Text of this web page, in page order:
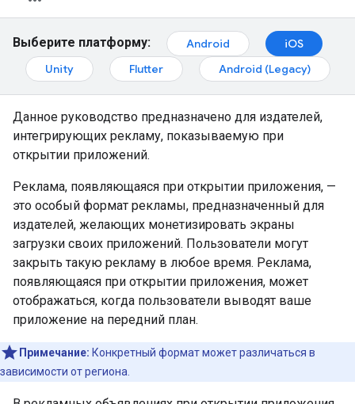
Выберите платформу: Android
iOS
Unity
Flutter Android (Legacy)
Данное руководство предназначено для издателей,
интегрирующих рекламу, показываемую при
открытии приложений.
Реклама, появляющаяся при открытии приложения, —
это особый формат рекламы, предназначенный для
издателей, желающих монетизировать экраны
загрузки своих приложений. Пользователи могут
закрыть такую ​​рекламу в любое время. Реклама,
появляющаяся при открытии приложения, может
отображаться, когда пользователи выводят ваше
приложение на передний план.
Примечание: Конкретный формат может различаться в
зависимости от региона.